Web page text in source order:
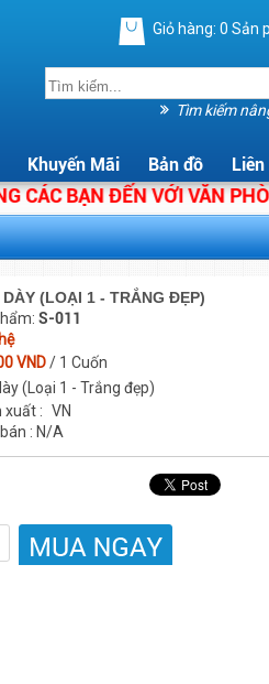
Giỏ hàng: 0 Sản
Tìm kiếm
Khuyến Mãi Bản đồ Liên
BẠN ĐẾN VỚI VĂN
DÀY (LOẠI 1 - TRẮNG ĐẸP)
S-011
VND/ 1 Cuốn
(Loại 1 - Trắng đẹp)
xuất : VN
: N/A